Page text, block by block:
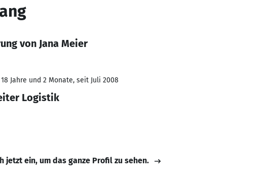
von Jana Meier
18 Jahre und 2 Monate, seit Juli 2008
Logistik
jetzt ein, um das ganze Profil zu sehen.